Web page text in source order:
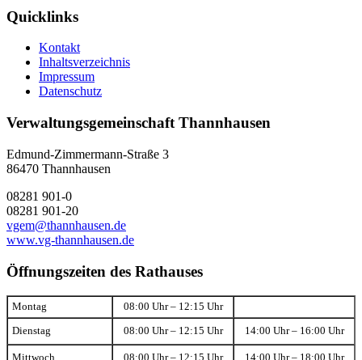
Quicklinks
Kontakt
Inhaltsverzeichnis
Impressum
Datenschutz
Verwaltungsgemeinschaft Thannhausen
Edmund-Zimmermann-Straße 3
86470 Thannhausen
08281 901-0
08281 901-20
vgem@thannhausen.de
www.vg-thannhausen.de
Öffnungszeiten des Rathauses
Montag 08:00 Uhr – 12:15 Uhr
Dienstag 08:00 Uhr – 12:15 Uhr 14:00 Uhr – 16:00 Uhr